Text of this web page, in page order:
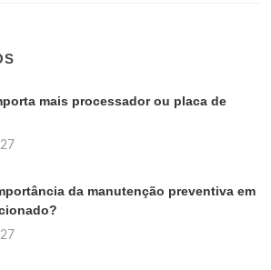
mais processador ou placa de
da manutenção preventiva em